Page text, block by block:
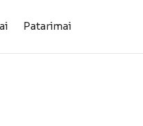
Patarimai